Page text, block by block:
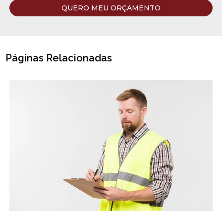
QUERO MEU ORÇAMENTO
Páginas Relacionadas